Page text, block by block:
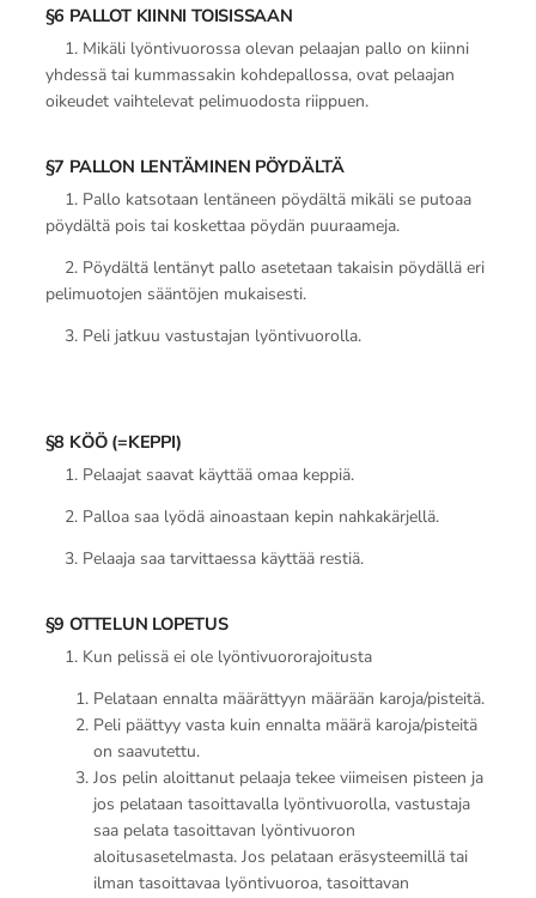
§6 PALLOT KIINNI TOISISSAAN
1. Mikäli lyöntivuorossa olevan pelaajan pallo on kiinni
yhdessä tai kummassakin kohdepallossa, ovat pelaajan
oikeudet vaihtelevat pelimuodosta riippuen.
§7 PALLON LENTÄMINEN PÖYDÄLTÄ
1. Pallo katsotaan lentäneen pöydältä mikäli se putoaa
pöydältä pois tai koskettaa pöydän puuraameja.
2. Pöydältä lentänyt pallo asetetaan takaisin pöydällä eri
pelimuotojen sääntöjen mukaisesti.
3. Peli jatkuu vastustajan lyöntivuorolla.
§8 KÖÖ (=KEPPI)
1. Pelaajat saavat käyttää omaa keppiä.
2. Palloa saa lyödä ainoastaan kepin nahkakärjellä.
3. Pelaaja saa tarvittaessa käyttää restiä.
§9 OTTELUN LOPETUS
1. Kun pelissä ei ole lyöntivuororajoitusta
Pelataan ennalta määrättyyn määrään karoja/pisteitä.
Peli päättyy vasta kuin ennalta määrä karoja/pisteitä
on saavutettu.
Jos pelin aloittanut pelaaja tekee viimeisen pisteen ja
jos pelataan tasoittavalla lyöntivuorolla, vastustaja
saa pelata tasoittavan lyöntivuoron
aloitusasetelmasta. Jos pelataan eräsysteemillä tai
ilman tasoittavaa lyöntivuoroa, tasoittavan